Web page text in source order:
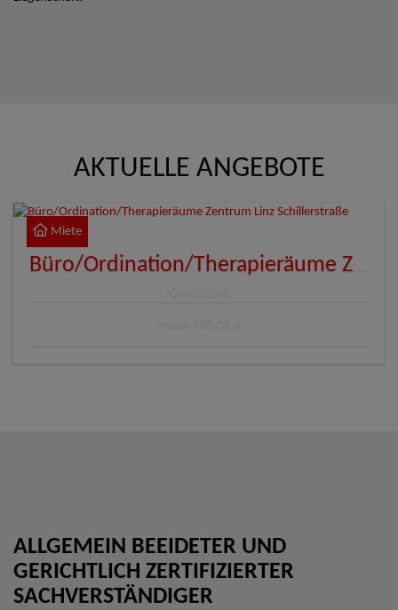
AKTUELLE ANGEBOTE
Miete
ALLGEMEIN BEEIDETER UND
GERICHTLICH ZERTIFIZIERTER
SACHVERSTÄNDIGER